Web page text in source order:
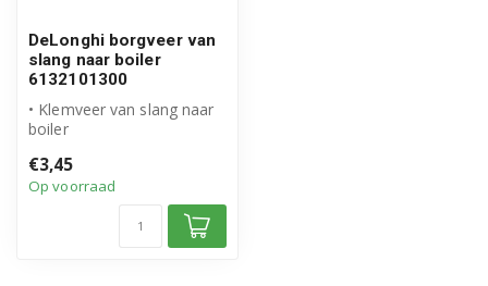
BAR41 0132151006
BAR41 0132151008
BAR41 0132151009
BAR41 0132151014
BAR41 0132151019
DeLonghi borgveer van
slang naar boiler
6132101300
• Klemveer van slang naar
boiler
onderdeel
• Artikelnumme...
€3,45
Op voorraad